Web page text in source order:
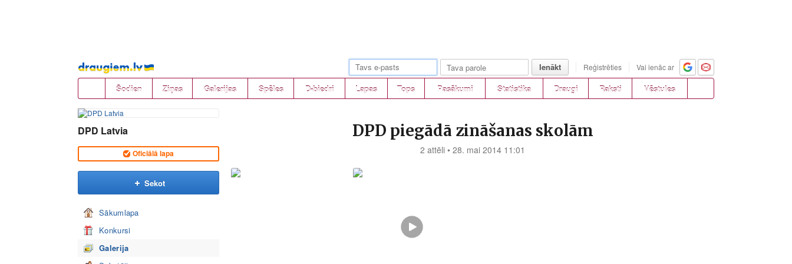
Pāriet
uz
saturu
Ienākt Reģistrēties Vai ienāc ar
Šodien Ziņas Galerijas Spēles D-biedri Lapas Tops Pasākumi Statistika Draugi Raksti Vēstules
DPD Latvia
Oficiālā lapa
Sekot
Sākumlapa
Konkursi
Galerija
DPD piegādā zināšanas skolām
2 attēli • 28. mai 2014 11:01